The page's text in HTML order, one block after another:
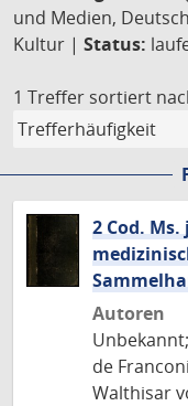
und Medien,
Kultur | Status:
1 Treffer sortiert
2 Cod.
Autoren
de
Walthisar